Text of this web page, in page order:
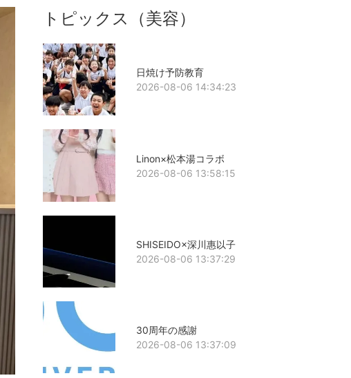
トピックス（美容）
日焼け予防教育
2026-08-06 14:34:23
Linon×松本湯コラボ
2026-08-06 13:58:15
SHISEIDO×深川惠以子
2026-08-06 13:37:29
30周年の感謝
2026-08-06 13:37:09